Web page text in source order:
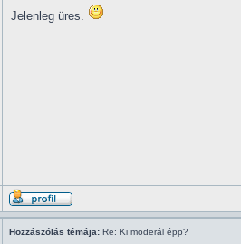
Jelenleg üres.
Hozzászólás témája: Re: Ki moderál épp?